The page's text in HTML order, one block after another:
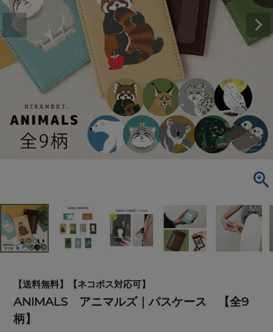
【送料無料】【ネコポス対応可】
ANIMALS アニマルズ｜パスケース 【全9
柄】